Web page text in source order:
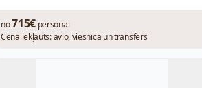
no715€personai
Cenā iekļauts: avio, viesnīca un transfērs